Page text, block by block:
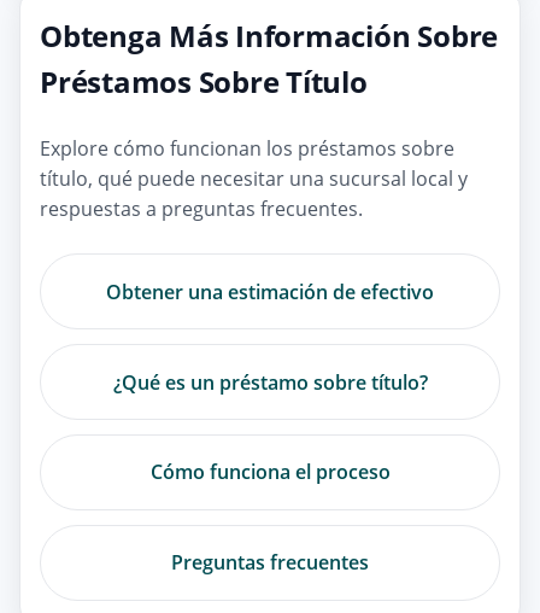
Obtenga Más Información Sobre
Préstamos Sobre Título
Explore cómo funcionan los préstamos sobre
título, qué puede necesitar una sucursal local y
respuestas a preguntas frecuentes.
Obtener una estimación de efectivo
¿Qué es un préstamo sobre título?
Cómo funciona el proceso
Preguntas frecuentes